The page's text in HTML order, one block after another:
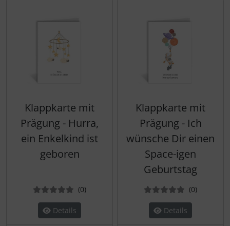
Klappkarte mit
Prägung - Hurra,
ein Enkelkind ist
geboren
(0Bewertungen
)
Details
Klappkarte mit
Prägung - Ich
wünsche Dir einen
Space-igen
Geburtstag
(0)
Details